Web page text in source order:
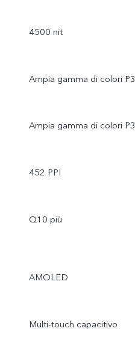
4500 nit
Ampia gamma di colori P3
Ampia gamma di colori P3
452 PPI
Q10 più
AMOLED
Multi-touch capacitivo